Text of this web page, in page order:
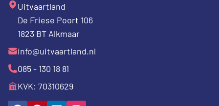
Uitvaartland
De Friese Poort 106
1823 BT Alkmaar
info@uitvaartland.nl
085 - 130 18 81
KVK: 70310629